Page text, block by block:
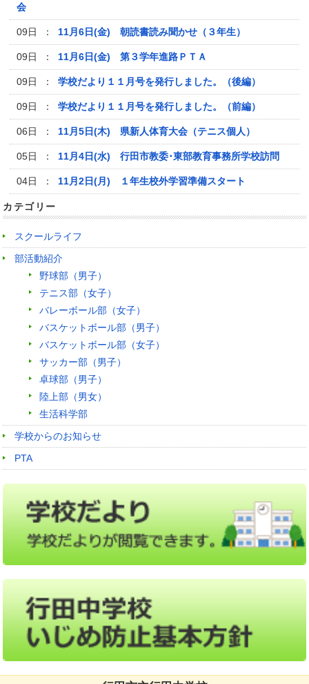
会
09日 ： 11月6日(金) 朝読書読み聞かせ（３年生）
09日 ： 11月6日(金) 第３学年進路ＰＴＡ
09日 ：学校だより１１月号を発行しました。（後編）
09日 ：学校だより１１月号を発行しました。（前編）
06日 ： 11月5日(木) 県新人体育大会（テニス個人）
05日 ： 11月4日(水) 行田市教委･東部教育事務所学校訪問
04日 ： 11月2日(月) １年生校外学習準備スタート
カテゴリー
スクールライフ
部活動紹介
野球部（男子）
テニス部（女子）
バレーボール部（女子）
バスケットボール部（男子）
バスケットボール部（女子）
サッカー部（男子）
卓球部（男子）
陸上部（男女）
生活科学部
学校からのお知らせ
PTA